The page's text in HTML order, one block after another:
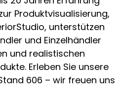
Produktvisualisierung,
unterstützen
und Einzelhändler
und realistischen
Erleben Sie unsere
606 – wir freuen uns